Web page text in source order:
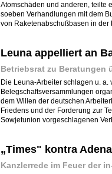
Atomschäden und anderen, teilte
soeben Verhandlungen mit dem
von Raketenabschußbasen in
Leuna appelliert an
Betriebsrat zu Beratungen
Die Leuna-Arbeiter schlagen u. a.
Belegschaftsversammlungen
dem Willen der deutschen
Friedens und der Forderung zur
Sowjetunion vorgeschlagenen
„Times" kontra
Kanzlerrede im Feuer der